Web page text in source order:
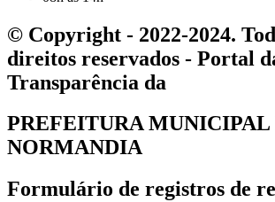
© Copyright - 2022-2024.
direitos reservados - Portal
Transparência da
PREFEITURA MUNICIPAL
NORMANDIA
Formulário de registros de